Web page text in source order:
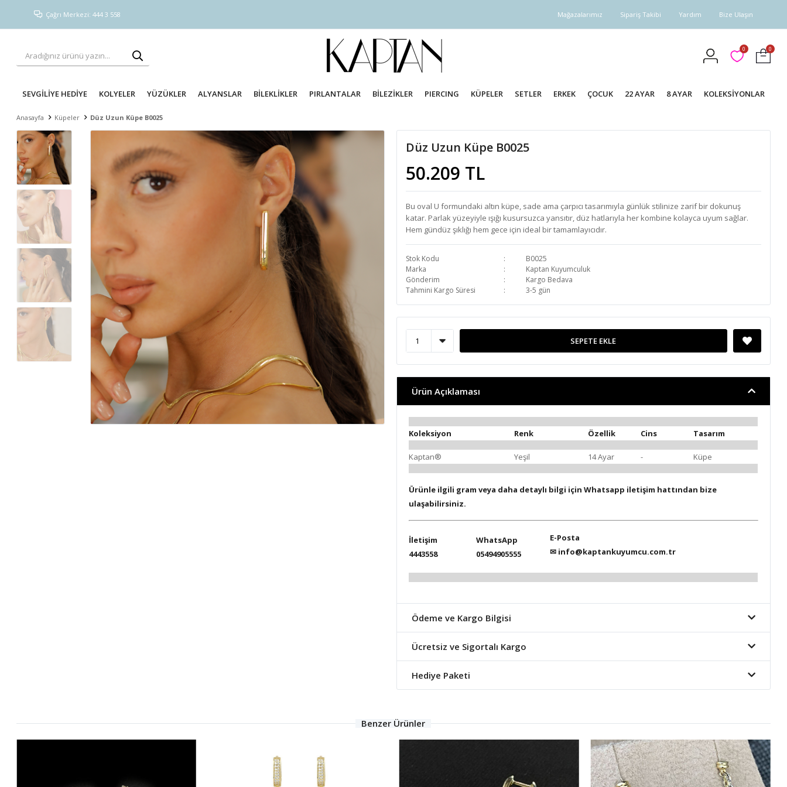
Çağrı Merkezi: 444 3 558 Mağazalarımız Sipariş Takibi Yardım Bize Ulaşın
0 0
SEVGİLİYE HEDİYE KOLYELER YÜZÜKLER ALYANSLAR BİLEKLİKLER PIRLANTALAR BİLEZİKLER PIERCING KÜPELER SETLER ERKEK ÇOCUK 22 AYAR 8 AYAR KOLEKSİYONLAR
Anasayfa Küpeler Düz Uzun Küpe B0025
Düz Uzun Küpe B0025
50.209 TL
Bu oval U formundaki altın küpe, sade ama çarpıcı tasarımıyla günlük stilinize zarif bir dokunuş
katar. Parlak yüzeyiyle ışığı kusursuzca yansıtır, düz hatlarıyla her kombine kolayca uyum sağlar.
Hem gündüz şıklığı hem gece için ideal bir tamamlayıcıdır.
Stok Kodu
B0025
Marka
Kaptan Kuyumculuk
Gönderim
Kargo Bedava
Tahmini Kargo Süresi
3-5 gün
SEPETE EKLE
Ürün Açıklaması
Koleksiyon Renk Özellik Cins Tasarım
Kaptan® Yeşil 14 Ayar - Küpe
Ürünle ilgili gram veya daha detaylı bilgi için Whatsapp iletişim hattından bize
ulaşabilirsiniz.
İletişim
4443558
WhatsApp
05494905555
E-Posta
✉ info@kaptankuyumcu.com.tr
Ödeme ve Kargo Bilgisi
Ücretsiz ve Sigortalı Kargo
Hediye Paketi
Benzer Ürünler